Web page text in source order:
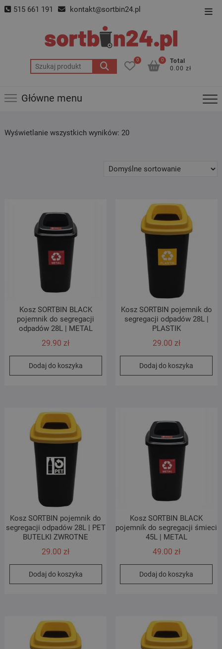
Skip 515 661 191 kontakt@sortbin24.pl
Szukaj:
0
Total
0.00 zł
0
Główne menu
Wyświetlanie wszystkich wyników: 20
Kosz SORTBIN BLACK
pojemnik do segregacji
odpadów 28L | METAL
29.90zł
Dodaj do koszyka
Kosz SORTBIN pojemnik do
segregacji odpadów 28L |
PLASTIK
29.00 zł
Dodaj do koszyka
Kosz SORTBIN pojemnik do
segregacji odpadów 28L | PET
BUTELKI ZWROTNE
29.00zł
Dodaj do koszyka
Kosz SORTBIN BLACK
pojemnik do segregacji śmieci
45L | METAL
49.00 zł
Dodaj do koszyka